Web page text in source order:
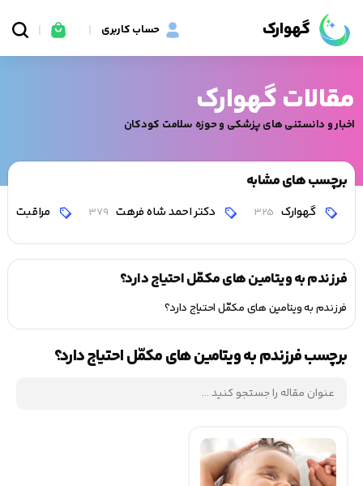
گهوارک حساب کاربری
مقالات گهوارک
اخبار و دانستنی های پزشکی و حوزه سلامت کودکان
برچسب های مشابه
گهوارک 325 دکتر احمد شاه فرهت 379 مراقبت
فرزندم به ویتامین های مکمّل احتیاج دارد؟
فرزندم به ویتامین های مکمّل احتیاج دارد؟
برچسب فرزندم به ویتامین های مکمّل احتیاج دارد؟